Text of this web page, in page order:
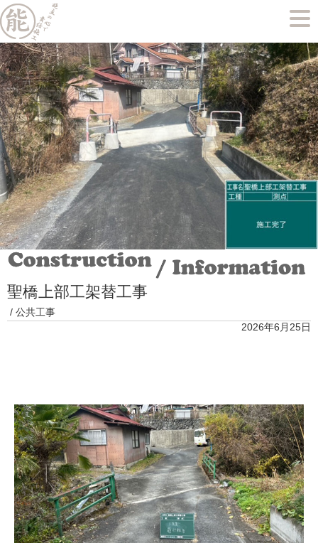
聖橋上部工架替工事
/ 公共工事
2026年6月25日